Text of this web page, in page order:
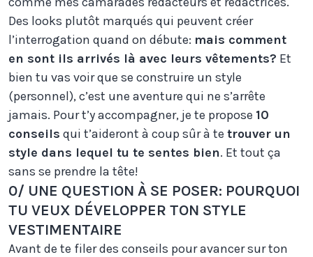
Des looks plutôt marqués qui peuvent créer
l’interrogation quand on débute: mais comment
en sont ils arrivés là avec leurs vêtements? Et
bien tu vas voir que se construire un style
(personnel), c’est une aventure qui ne s’arrête
jamais. Pour t’y accompagner, je te propose 10
conseils qui t’aideront à coup sûr à te trouver un
style dans lequel tu te sentes bien. Et tout ça
sans se prendre la tête!
0/ UNE QUESTION À SE POSER: POURQUOI
TU VEUX DÉVELOPPER TON STYLE
VESTIMENTAIRE
Avant de te filer des conseils pour avancer sur ton